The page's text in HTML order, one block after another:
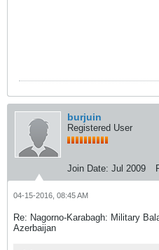
burjuin
Registered User
Join Date: Jul 2009
04-15-2016, 08:45 AM
Re: Nagorno-Karabagh: Military
Azerbaijan